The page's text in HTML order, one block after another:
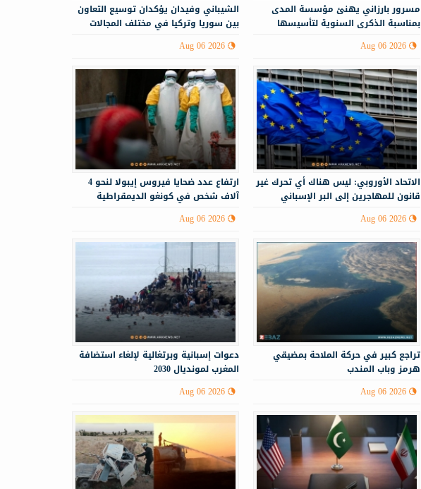
الشيباني وفيدان يؤكدان توسيع التعاون
بين سوريا وتركيا في مختلف المجالات
Aug 06 2026
مسرور بارزاني يهنئ مؤسسة المدى
بمناسبة الذكرى السنوية لتأسيسها
Aug 06 2026
ارتفاع عدد ضحايا فيروس إيبولا لنحو 4
آلاف شخص في كونغو الديمقراطية
Aug 06 2026
الاتحاد الأوروبي: ليس هناك أي تحرك غير
قانون للمهاجرين إلى البر الإسباني
Aug 06 2026
دعوات إسبانية وبرتغالية لإلغاء استضافة
المغرب لمونديال 2030
Aug 06 2026
تراجع كبير في حركة الملاحة بمضيقي
هرمز وباب المندب
Aug 06 2026